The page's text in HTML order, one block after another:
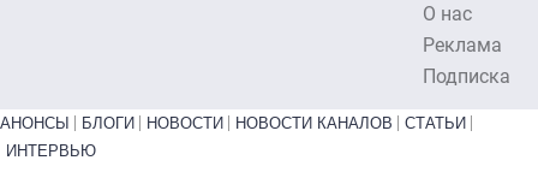
О нас
Реклама
Подписка
Primary links bottom
АНОНСЫ БЛОГИ НОВОСТИ НОВОСТИ КАНАЛОВ
СТАТЬИ
ИНТЕРВЬЮ